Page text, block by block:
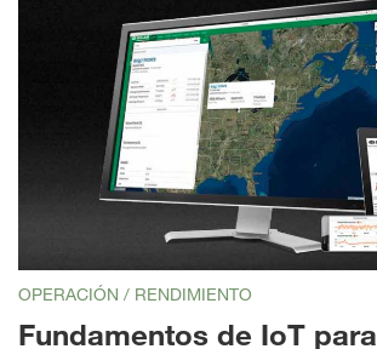
OPERACIÓN / RENDIMIENTO
Fundamentos de IoT para